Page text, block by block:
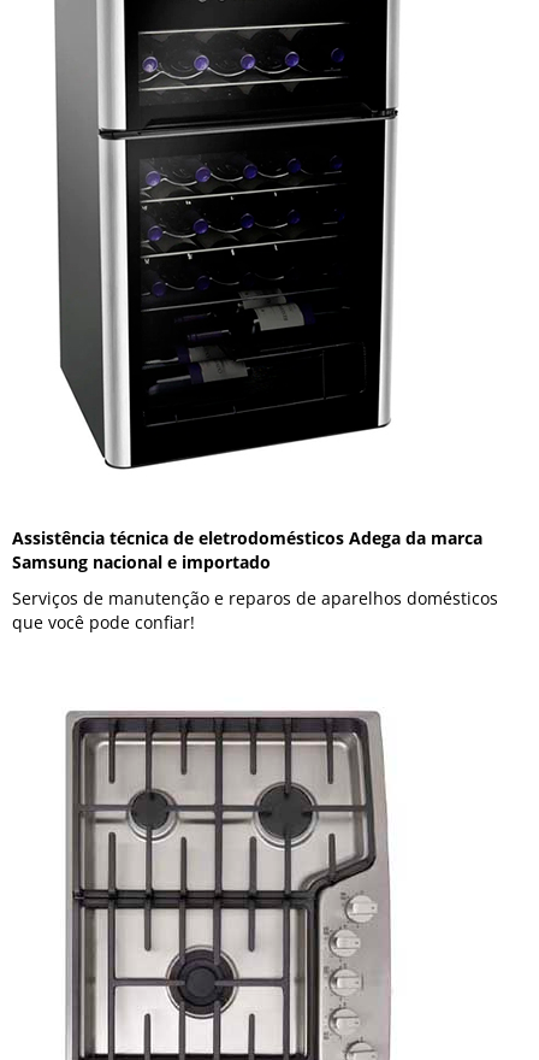
Assistência técnica de eletrodomésticos Adega da marca
Samsung nacional e importado
Serviços de manutenção e reparos de aparelhos domésticos
que você pode confiar!